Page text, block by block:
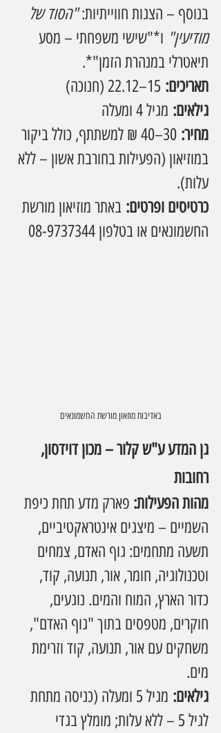
בנוסף – הצגות חווייתיות: "הסוד של
מודיעין" ו*"שישי משפחתי – מסע
תיאטרלי במנהרת הזמן"*.
תאריכים:
גילאים: מגיל 4 ומעלה
מחיר:
30–40 ₪ למשתתף, כולל ביקור
במוזיאון (הפעילות בחורבת אשון – ללא
עלות).
כרטיסים ופרטים: באתר מוזיאון מורשת
החשמונאים או בטלפון 08-9737344
באדיבות מוזאון מורשת החשמונאים
גן המדע ע"ש קלור – מכון דוידסון,
רחובות
מהות הפעילות: פארק מדע תחת כיפת
השמיים – מיצגים אינטראקטיביים,
תשעה מתחמים: גוף האדם, צמחים
וטכנולוגיה, חומר, אור, תנועה, קוד,
כדור הארץ, המוח והמים. נוגעים,
חוקרים, מטפסים בתוך "גוף האדם",
משחקים עם אור, תנועה, קוד וזרימת
מים.
גילאים:
מגיל 5 ומעלה (כניסה מתחת
לגיל 5 – ללא עלות; מומלץ בגדי